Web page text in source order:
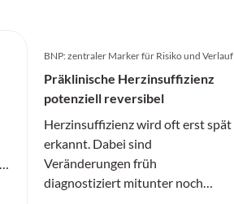
BNP: zentraler Marker für Risiko und Verlauf
Präklinische Herzinsuffizienz
potenziell reversibel
Herzinsuffizienz wird oft erst spät
erkannt. Dabei sind
Veränderungen früh
diagnostiziert mitunter noch